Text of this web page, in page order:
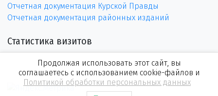
Отчетная документация Курской Правды
Отчетная документация районных изданий
Статистика визитов
Продолжая использовать этот сайт, вы
соглашаетесь с использованием cookie-файлов и
Политикой обработки персональных данных